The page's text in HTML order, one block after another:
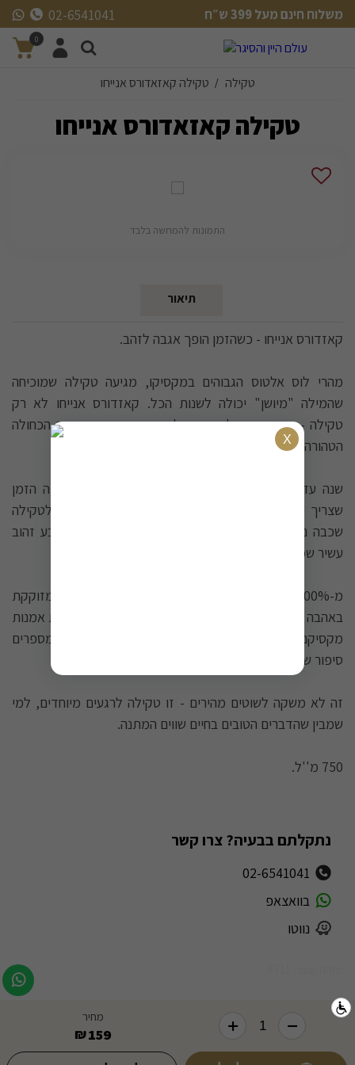
משלוח חינם מעל 399 ש״ח
משלוח חינם מעל 399 ש״ח
02-6541041
0
טקילה / טקילה קאזאדורס אנייחו
טקילה קאזאדורס אנייחו
התמונות להמחשה בלבד
תיאור
קאזדורס אנייחו - כשהזמן הופך אגבה לזהב.
מהרי לוס אלטוס הגבוהים במקסיקו, מגיעה טקילה שמוכיחה
שהמילה "מיושן" יכולה לשנות הכל. קאזדורס אנייחו לא רק
טקילה - היא מסע של זמן וסבלנות שהופך את האגבה הכחולה
הטהורה למשהו שגולש כמו זהב נוזלי.
שנה עד שלוש שנים בחביות אלון אמריקאי חדשות - זה הזמן
שצריך כדי שהקסם יקרה. בכל יום שעובר, העץ מעניק לטקילה
שכבה נוספת של טעם ועומק, עד שהיא מתפתחת לצבע זהוב
עשיר שמבטיח חוויה שתישאר איתך זמן רב.
מ-100% אגבה כחולה מזן וובר מהאזור ההררי הנכון, מזוקקת
באהבה ובמסירות - זה ההבדל בין טקילה רגילה לבין יצירת אמנות
מקסיקנית אמיתית. הטעמים המורכבים והקטיפתיים מספרים
סיפור של מסורת שעוברת מדור לדור.
זה לא משקה לשוטים מהירים - זו טקילה לרגעים מיוחדים, למי
שמבין שהדברים הטובים בחיים שווים המתנה.
750 מ''ל.
מחיר
159
₪
נתקלתם בבעיה? צרו קשר
02-6541041
בוואצאפ
נווטו